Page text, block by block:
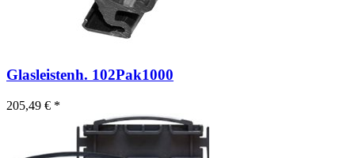
Glasleistenh. 102Pak1000
205,49 € *